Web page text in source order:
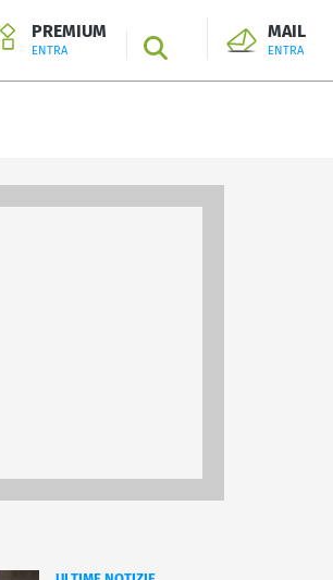
PREMIUM
ENTRA SEARCH
MAIL
ENTRA